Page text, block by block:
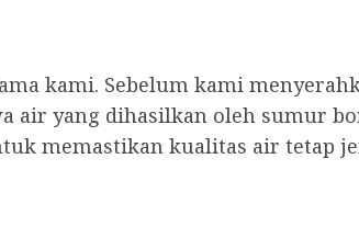
kami. Sebelum kami
air yang dihasilkan oleh sumur
memastikan kualitas air tetap